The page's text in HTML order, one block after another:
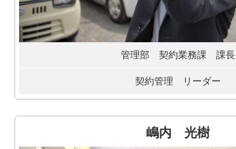
管理部 契約業務課 課長
契約管理 リーダー
嶋内 光樹